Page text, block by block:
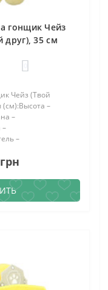
гонщик Чейз
35 см
Чейз (Твой
–
–
–
Чейз из серии
и плюшевый